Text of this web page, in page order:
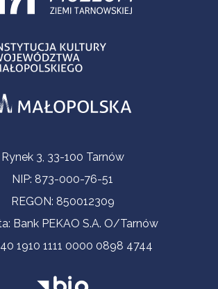
Rynek 3, 33-100 Tarnów
NIP: 873-000-76-51
REGON: 850012309
Bank PEKAO S.A. O/Tarnów
1910 1111 0000 0898 4744